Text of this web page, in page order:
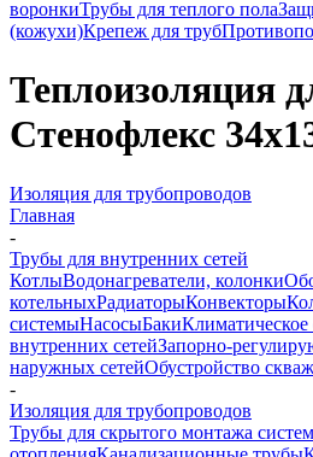
воронкиТрубы для теплого пола
(кожухи)Крепеж для труб
Теплоизоляция
Стенофлекс
Изоляция для трубопроводов
Главная
-
Трубы для внутренних сетей
КотлыВодонагреватели, колонки
котельныхРадиаторыКонвекторы
системыНасосыБакиКлиматическое
внутренних сетейЗапорно-
наружных сетейОбустройство
-
Изоляция для трубопроводов
Трубы для скрытого монтажа систем